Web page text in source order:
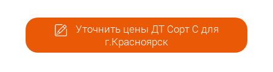
Уточнить цены ДТ Сорт С для
г.Красноярск